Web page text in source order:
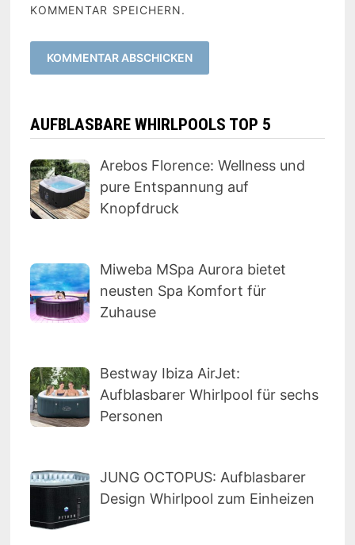
KOMMENTAR SPEICHERN.
AUFBLASBARE WHIRLPOOLS TOP 5
Arebos Florence: Wellness und
pure Entspannung auf
Knopfdruck
Miweba MSpa Aurora bietet
neusten Spa Komfort für
Zuhause
Bestway Ibiza AirJet:
Aufblasbarer Whirlpool für sechs
Personen
JUNG OCTOPUS: Aufblasbarer
Design Whirlpool zum Einheizen